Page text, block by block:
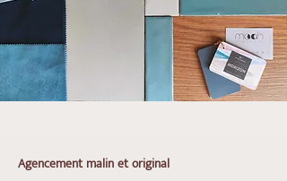
Agencement malin et original